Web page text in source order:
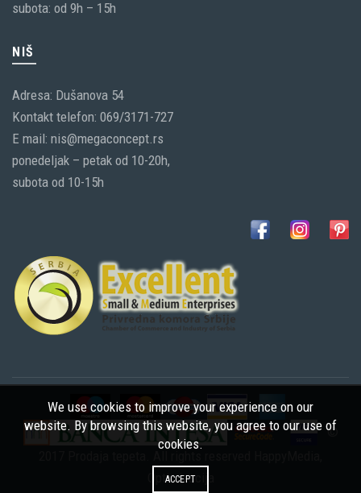
subota: od 9h – 15h
NIŠ
Adresa: Dušanova 54
Kontakt telefon: 069/3171-727
E mail: nis@megaconcept.rs
ponedeljak – petak od 10-20h,
subota od 10-15h
©
Optimizacija
We use cookies to improve your experience on our
website. By browsing this website, you agree to our use of
cookies.
ACCEPT